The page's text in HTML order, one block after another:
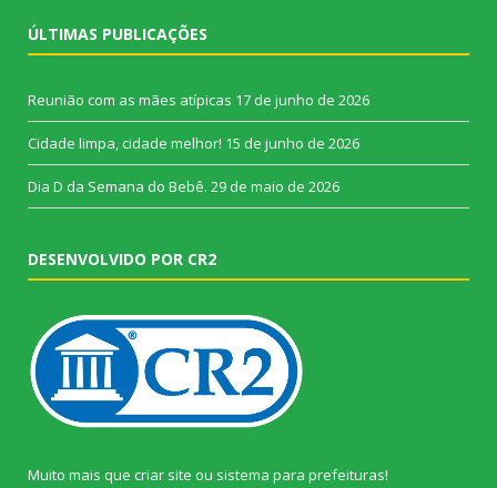
ÚLTIMAS PUBLICAÇÕES
Reunião com as mães atípicas 17 de junho de 2026
Cidade limpa, cidade melhor! 15 de junho de 2026
Dia D da Semana do Bebê. 29 de maio de 2026
DESENVOLVIDO POR CR2
Muito mais que criar site ou sistema para prefeituras!